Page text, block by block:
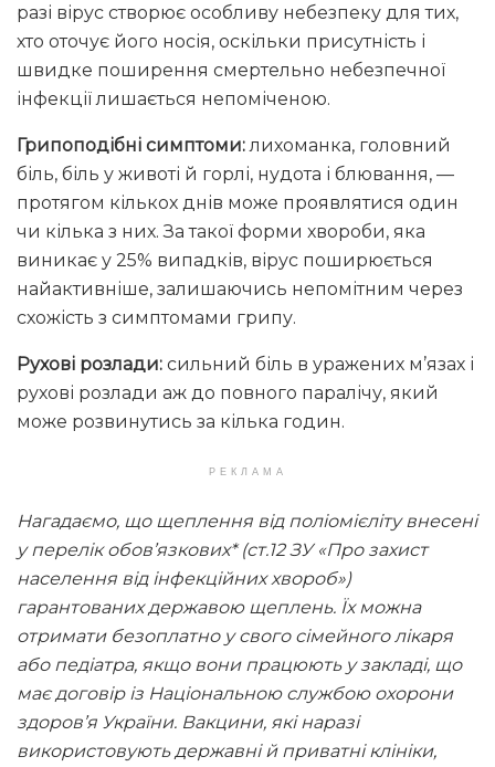
разі вірус створює особливу небезпеку для тих,
хто оточує його носія, оскільки присутність і
швидке поширення смертельно небезпечної
інфекції лишається непоміченою.
Грипоподібні симптоми: лихоманка, головний
біль, біль у животі й горлі, нудота і блювання, —
протягом кількох днів може проявлятися один
чи кілька з них. За такої форми хвороби, яка
виникає у 25% випадків, вірус поширюється
найактивніше, залишаючись непомітним через
схожість з симптомами грипу.
Рухові розлади: сильний біль в уражених м’язах і
рухові розлади аж до повного паралічу, який
може розвинутись за кілька годин.
РЕКЛАМА
Нагадаємо, що щеплення від поліомієліту внесені
у перелік обов’язкових* (ст.12 ЗУ «Про захист
населення від інфекційних хвороб»)
гарантованих державою щеплень. Їх можна
отримати безоплатно у свого сімейного лікаря
або педіатра, якщо вони працюють у закладі, що
має договір із Національною службою охорони
здоров’я України. Вакцини, які наразі
використовують державні й приватні клініки,